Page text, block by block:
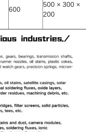
600
500 × 300 ×
200